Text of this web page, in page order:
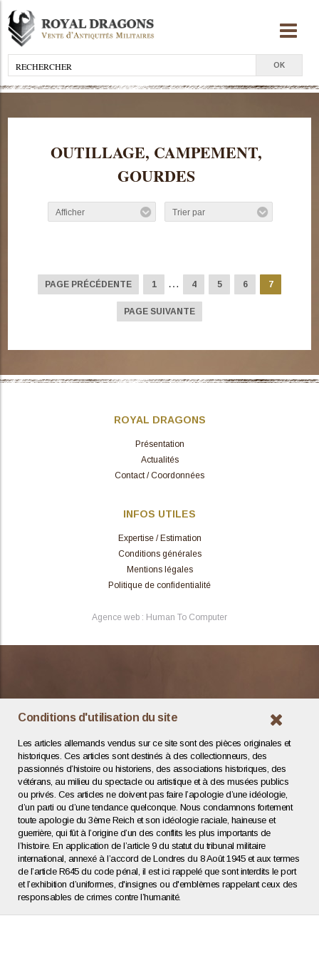
Conditions d'utilisation du site
Les articles allemands vendus sur ce site sont des pièces originales et
historiques. Ces articles sont destinés à des collectionneurs, des
passionnés d’histoire ou historiens, des associations historiques, des
vétérans, au milieu du spectacle ou artistique et à des musées publics
ou privés. Ces articles ne doivent pas faire l’apologie d’une idéologie,
d’un parti ou d’une tendance quelconque. Nous condamnons fortement
toute apologie du 3ème Reich et son idéologie raciale, haineuse et
guerrière, qui fût à l’origine d’un des conflits les plus importants de
l’histoire. En application de l’article 9 du statut du tribunal militaire
international, annexé à l’accord de Londres du 8 Août 1945 et aux termes
de l’article R645 du code pénal, il est ici rappelé que sont interdits le port
et l’exhibition d’uniformes, d'insignes ou d'emblèmes rappelant ceux des
responsables de crimes contre l’humanité.
OUTILLAGE, CAMPEMENT,
GOURDES
Afficher Trier par
PAGE PRÉCÉDENTE 1 … 4 5 6 7
PAGE SUIVANTE
ROYAL DRAGONS
Présentation
Actualités
Contact / Coordonnées
INFOS UTILES
Expertise / Estimation
Conditions générales
Mentions légales
Politique de confidentialité
Agence web : Human To Computer